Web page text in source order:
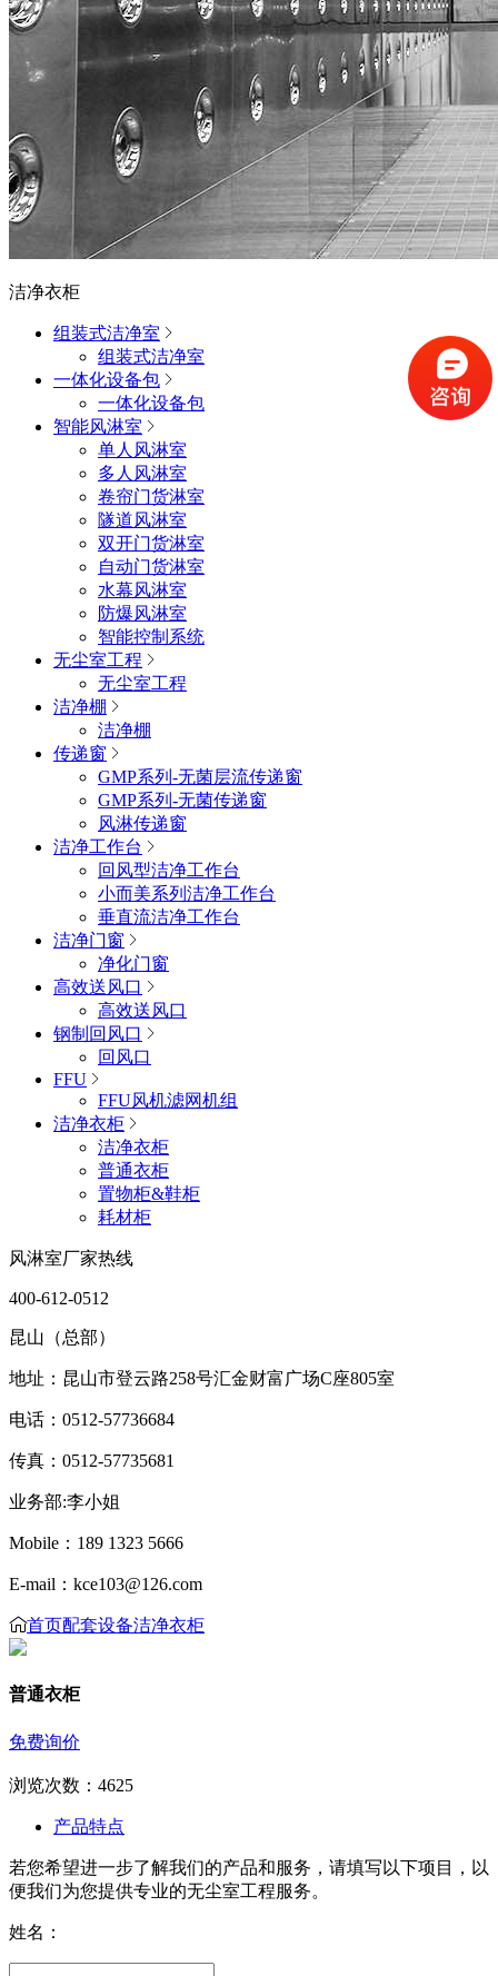
洁净衣柜
组装式洁净室
组装式洁净室
一体化设备包
一体化设备包
智能风淋室
单人风淋室
多人风淋室
卷帘门货淋室
隧道风淋室
双开门货淋室
自动门货淋室
水幕风淋室
防爆风淋室
智能控制系统
无尘室工程
无尘室工程
洁净棚
洁净棚
传递窗
GMP系列-无菌层流传递窗
GMP系列-无菌传递窗
风淋传递窗
洁净工作台
回风型洁净工作台
小而美系列洁净工作台
垂直流洁净工作台
洁净门窗
净化门窗
高效送风口
高效送风口
钢制回风口
回风口
FFU
FFU风机滤网机组
洁净衣柜
洁净衣柜
普通衣柜
置物柜&鞋柜
耗材柜
风淋室厂家热线
400-612-0512
昆山（总部）
地址：昆山市登云路258号汇金财富广场C座805室
电话：0512-57736684
传真：0512-57735681
业务部:李小姐
Mobile：189 1323 5666
E-mail：kce103@126.com
首页配套设备洁净衣柜
普通衣柜
免费询价
浏览次数： 4625
产品特点
若您希望进一步了解我们的产品和服务，请填写以下项目，以
便我们为您提供专业的无尘室工程服务。
姓名：